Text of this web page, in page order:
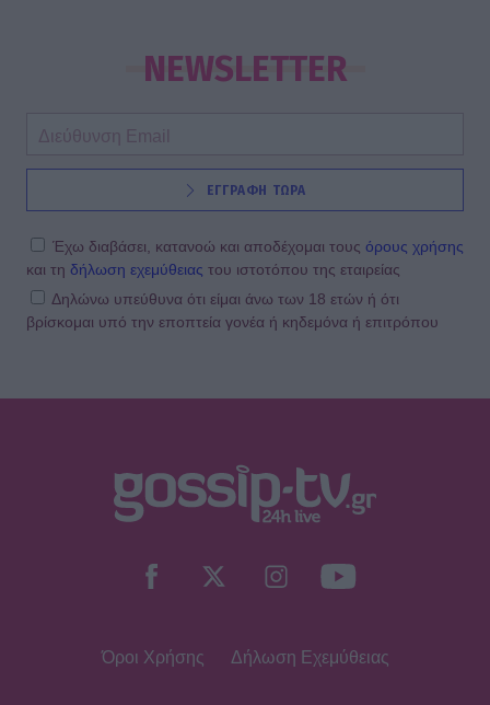
NEWSLETTER
ΕΓΓΡΑΦΗ ΤΩΡΑ
Έχω διαβάσει, κατανοώ και αποδέχομαι τους όρους χρήσης
και τη δήλωση εχεμύθειας του ιστοτόπου της εταιρείας
Δηλώνω υπεύθυνα ότι είμαι άνω των 18 ετών ή ότι
βρίσκομαι υπό την εποπτεία γονέα ή κηδεμόνα ή επιτρόπου
Όροι Χρήσης Δήλωση Εχεμύθειας